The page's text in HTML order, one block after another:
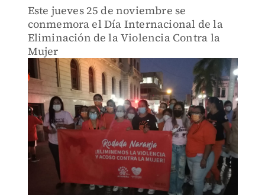
Este jueves 25 de noviembre se
conmemora el Día Internacional de la
Eliminación de la Violencia Contra la
Mujer